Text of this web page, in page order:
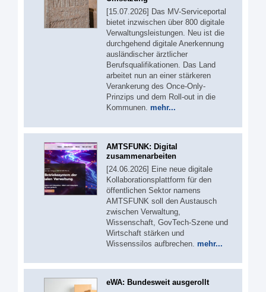
[15.07.2026] Das MV-Serviceportal
bietet inzwischen über 800 digitale
Verwaltungsleistungen. Neu ist die
durchgehend digitale Anerkennung
ausländischer ärztlicher
Berufsqualifikationen. Das Land
arbeitet nun an einer stärkeren
Verankerung des Once-Only-
Prinzips und dem Roll-out in die
Kommunen. mehr...
AMTSFUNK: Digital
zusammenarbeiten
[24.06.2026] Eine neue digitale
Kollaborationsplattform für den
öffentlichen Sektor namens
AMTSFUNK soll den Austausch
zwischen Verwaltung,
Wissenschaft, GovTech-Szene und
Wirtschaft stärken und
Wissenssilos aufbrechen. mehr...
eWA: Bundesweit ausgerollt